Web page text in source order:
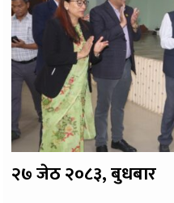
२७ जेठ २०८३, बुधबार